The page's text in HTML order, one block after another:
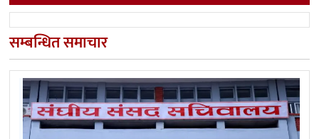
सम्बन्धित समाचार